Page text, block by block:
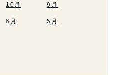
10月 9月
6月 5月